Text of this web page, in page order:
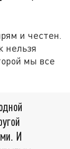
и честен.
нельзя
мы все
И